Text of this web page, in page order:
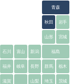
青森
秋田 岩手
山形 宮城
石川 富山 新潟 福島
福井 岐阜 長野 群馬 栃木
滋賀
山梨 埼玉 茨城